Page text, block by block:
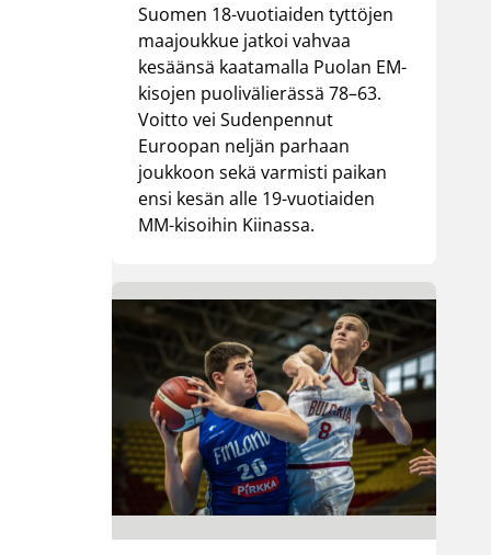
Suomen 18-vuotiaiden tyttöjen
maajoukkue jatkoi vahvaa
kesäänsä kaatamalla Puolan EM-
kisojen puolivälierässä 78–63.
Voitto vei Sudenpennut
Euroopan neljän parhaan
joukkoon sekä varmisti paikan
ensi kesän alle 19-vuotiaiden
MM-kisoihin Kiinassa.